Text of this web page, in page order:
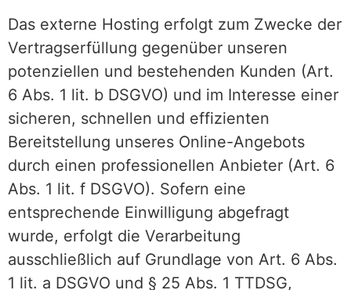
Das externe Hosting erfolgt zum Zwecke der
Vertragserfüllung gegenüber unseren
potenziellen und bestehenden Kunden (Art.
6 Abs. 1 lit. b DSGVO) und im Interesse einer
sicheren, schnellen und effizienten
Bereitstellung unseres Online-Angebots
durch einen professionellen Anbieter (Art. 6
Abs. 1 lit. f DSGVO). Sofern eine
entsprechende Einwilligung abgefragt
wurde, erfolgt die Verarbeitung
ausschließlich auf Grundlage von Art. 6 Abs.
1 lit. a DSGVO und § 25 Abs. 1 TTDSG,